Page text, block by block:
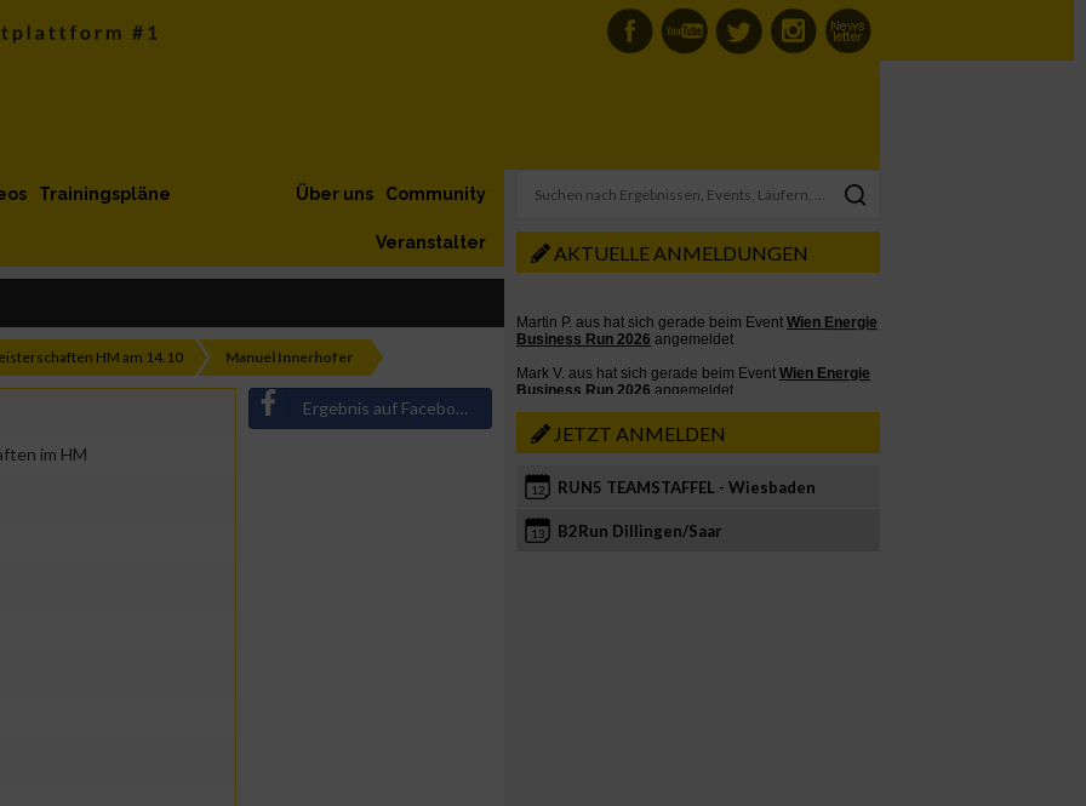
Trainingspläne Community
Über uns
Veranstalter
HM am 14.10 Manuel Innerhofer
im HM
Ergebnis auf Facebook teilen
AKTUELLE ANMELDUNGEN
JETZT ANMELDEN
12 RUN5 TEAMSTAFFEL - Wiesbaden
13 B2Run Dillingen/Saar